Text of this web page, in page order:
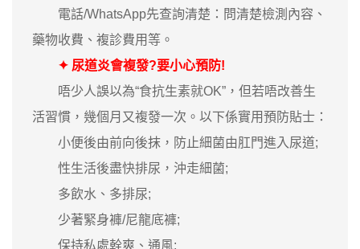
電話/WhatsApp先查詢清楚：問清楚檢測內容、
藥物收費、複診費用等。
✦ 尿道炎會複發?要小心預防!
唔少人誤以為“食抗生素就OK”，但若唔改善生
活習慣，幾個月又複發一次。以下係實用預防貼士：
小便後由前向後抹，防止細菌由肛門進入尿道;
性生活後盡快排尿，沖走細菌;
多飲水、多排尿;
少著緊身褲/尼龍底褲;
保持私處幹爽、通風;